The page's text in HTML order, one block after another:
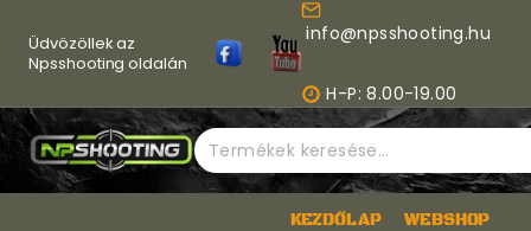
content
Üdvözöllek az
Npsshooting oldalán
info@npsshooting.hu
H-P: 8.00-19.00
Keresés
a
következőre:
KEZDŐLAP WEBSHOP